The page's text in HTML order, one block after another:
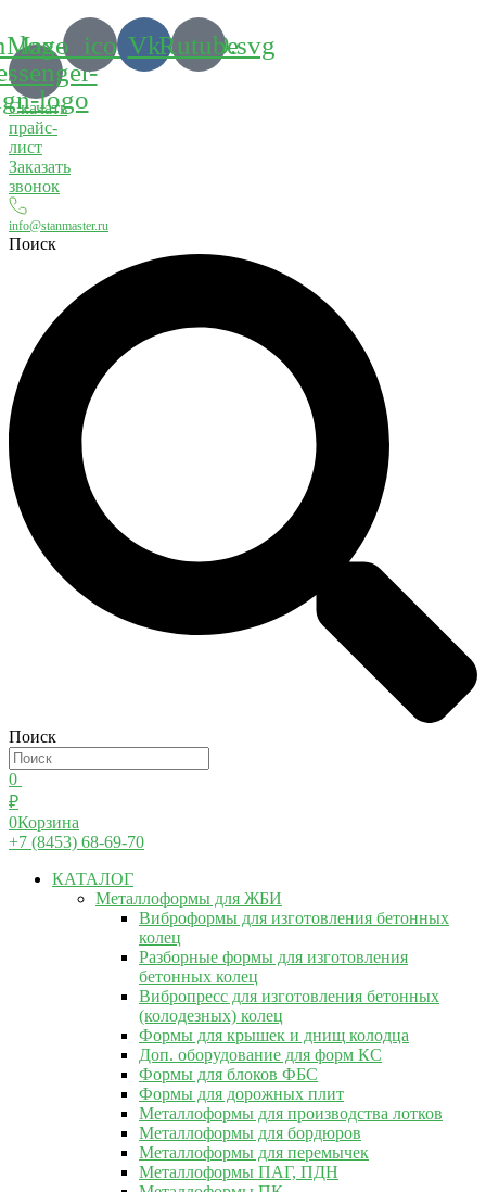
Max-
logo
VkRutube
Скачать
прайс-
лист
Заказать
звонок
info@stanmaster.ru
Поиск
Поиск
0
₽
0Корзина
+7 (8453) 68-69-70
КАТАЛОГ
Металлоформы для ЖБИ
Виброформы для изготовления бетонных
колец
Разборные формы для изготовления
бетонных колец
Вибропресс для изготовления бетонных
(колодезных) колец
Формы для крышек и днищ колодца
Доп. оборудование для форм КС
Формы для блоков ФБС
Формы для дорожных плит
Металлоформы для производства лотков
Металлоформы для бордюров
Металлоформы для перемычек
Металлоформы ПАГ, ПДН